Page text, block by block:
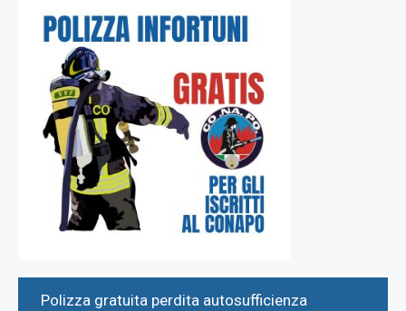
Polizza gratuita perdita autosufficienza